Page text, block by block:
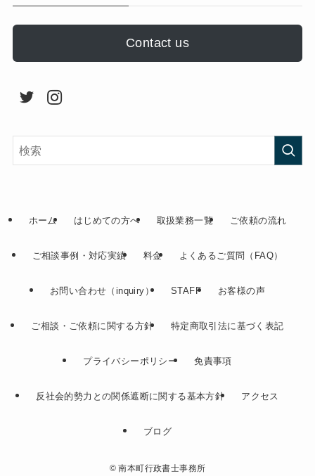
Contact us
ホーム はじめての方へ 取扱業務一覧 ご依頼の流れ
ご相談事例・対応実績 料金 よくあるご質問（FAQ）
お問い合わせ（inquiry） STAFF お客様の声
ご相談・ご依頼に関する方針 特定商取引法に基づく表記
プライバシーポリシー 免責事項
反社会的勢力との関係遮断に関する基本方針 アクセス
ブログ
©南本町行政書士事務所